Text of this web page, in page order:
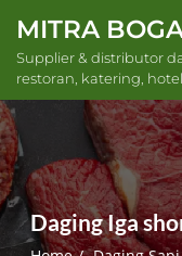
content
MITRA
Supplier & distributor
restoran, katering,
Daging Iga